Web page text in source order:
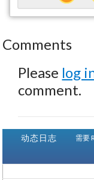
Comments
Please log
comment.
动态日志 需要